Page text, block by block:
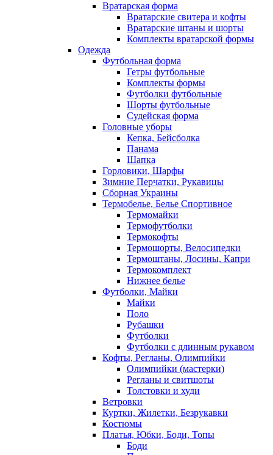
Вратарская форма
Вратарские свитера и кофты
Вратарские штаны и шорты
Комплекты вратарской формы
Одежда
Футбольная форма
Гетры футбольные
Комплекты формы
Футболки футбольные
Шорты футбольные
Судейская форма
Головные уборы
Кепка, Бейсболка
Панама
Шапка
Горловики, Шарфы
Зимние Перчатки, Рукавицы
Сборная Украины
Термобелье, Белье Спортивное
Термомайки
Термофутболки
Термокофты
Термошорты, Велосипедки
Термоштаны, Лосины, Капри
Термокомплект
Нижнее белье
Футболки, Майки
Майки
Поло
Рубашки
Футболки
Футболки с длинным рукавом
Кофты, Регланы, Олимпийки
Олимпийки (мастерки)
Регланы и свитшоты
Толстовки и худи
Ветровки
Куртки, Жилетки, Безрукавки
Костюмы
Платья, Юбки, Боди, Топы
Боди